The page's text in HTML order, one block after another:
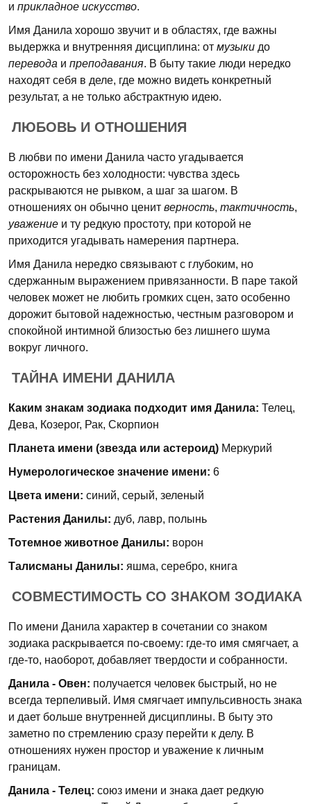
и прикладное искусство.
Имя Данила хорошо звучит и в областях, где важны
выдержка и внутренняя дисциплина: от музыки до
перевода и преподавания. В быту такие люди нередко
находят себя в деле, где можно видеть конкретный
результат, а не только абстрактную идею.
ЛЮБОВЬ И ОТНОШЕНИЯ
В любви по имени Данила часто угадывается
осторожность без холодности: чувства здесь
раскрываются не рывком, а шаг за шагом. В
отношениях он обычно ценит верность, тактичность,
уважение и ту редкую простоту, при которой не
приходится угадывать намерения партнера.
Имя Данила нередко связывают с глубоким, но
сдержанным выражением привязанности. В паре такой
человек может не любить громких сцен, зато особенно
дорожит бытовой надежностью, честным разговором и
спокойной интимной близостью без лишнего шума
вокруг личного.
ТАЙНА ИМЕНИ ДАНИЛА
Каким знакам зодиака подходит имя Данила: Телец,
Дева, Козерог, Рак, Скорпион
Планета имени (звезда или астероид) Меркурий
Нумерологическое значение имени: 6
Цвета имени: синий, серый, зеленый
Растения Данилы: дуб, лавр, полынь
Тотемное животное Данилы: ворон
Талисманы Данилы: яшма, серебро, книга
СОВМЕСТИМОСТЬ СО ЗНАКОМ ЗОДИАКА
По имени Данила характер в сочетании со знаком
зодиака раскрывается по-своему: где-то имя смягчает, а
где-то, наоборот, добавляет твердости и собранности.
Данила - Овен: получается человек быстрый, но не
всегда терпеливый. Имя смягчает импульсивность знака
и дает больше внутренней дисциплины. В быту это
заметно по стремлению сразу перейти к делу. В
отношениях нужен простор и уважение к личным
границам.
Данила - Телец: союз имени и знака дает редкую